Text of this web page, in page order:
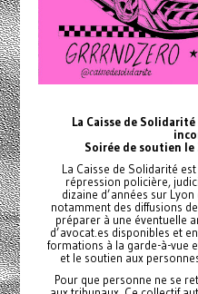
La Caisse de
Soirée de soutien le
La Caisse de Solidarité
répression policière,
dizaine d’années sur
notamment des diffusions
préparer à une éventuelle
d’avocat.es disponibles et
formations à la garde-à-vue
et le soutien aux
Pour que personne ne se